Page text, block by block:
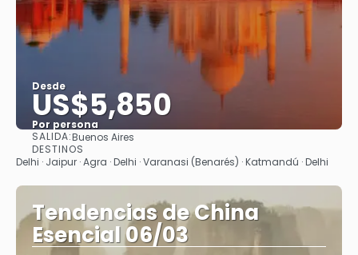
Desde
US$5,850
Por persona
SALIDA:Buenos Aires
DESTINOS
Delhi · Jaipur · Agra · Delhi · Varanasi (Benarés) · Katmandú · Delhi
Tendencias de China
Esencial 06/03